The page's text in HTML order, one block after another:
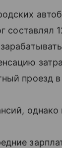
составлял
проезд
однако